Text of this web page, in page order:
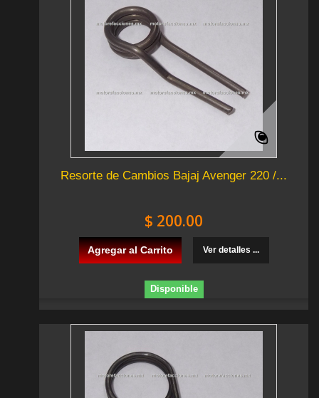
Resorte de Cambios Bajaj Avenger 220 /...
$ 200.00
Agregar al Carrito Ver detalles ...
Disponible